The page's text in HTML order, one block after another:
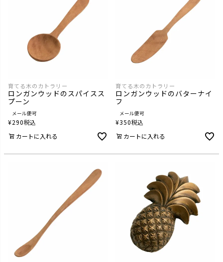
育てる木のカトラリー
ロンガンウッドのスパイスス
プーン
メール便可
¥290税込
カートに入れる
育てる木のカトラリー
ロンガンウッドのバターナイ
フ
メール便可
¥350税込
カートに入れる